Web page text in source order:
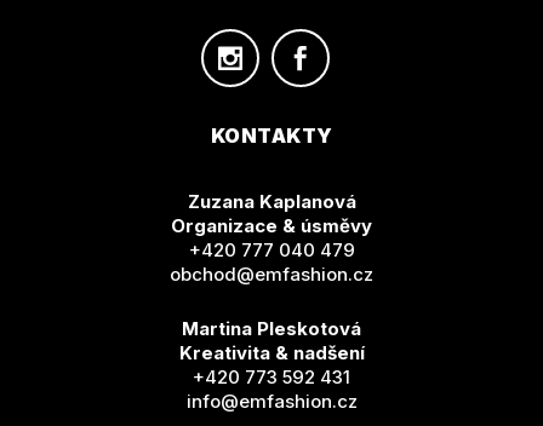
KONTAKTY
Zuzana Kaplanová
Organizace & úsměvy
+420 777 040 479
obchod@emfashion.cz
Martina Pleskotová
Kreativita & nadšení
+420 773 592 431
info@emfashion.cz